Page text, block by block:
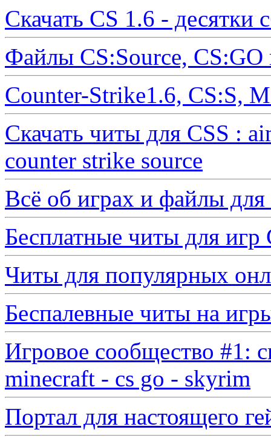
Скачать CS 1.6 - десятки
Файлы CS:Source, CS:GO
Counter-Strike1.6, CS:S,
Скачать читы для CSS :
counter strike source
Всё об играх и файлы для
Бесплатные читы для
Читы для популярных
Беспалевные читы на
Игровое сообщество #1:
minecraft - cs go - skyrim
Портал для настоящего